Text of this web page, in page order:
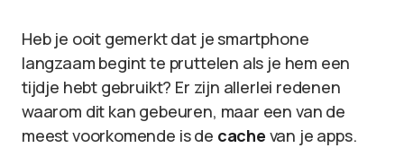
Heb je ooit gemerkt dat je smartphone
langzaam begint te pruttelen als je hem een
tijdje hebt gebruikt? Er zijn allerlei redenen
waarom dit kan gebeuren, maar een van de
meest voorkomende is de cache van je apps.